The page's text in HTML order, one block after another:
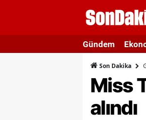
Gündem
Son Dakika
Miss
alındı